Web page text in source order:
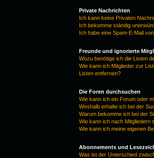
Private Nachrichten
Ich kann keine Privaten
Ich bekomme ständig
Ich habe eine Spam-E-Mail
Freunde und ignorierte
Wozu benötige ich die Listen
Wie kann ich Mitglieder zur
Listen entfernen?
Die Foren durchsuchen
Wie kann ich ein Forum oder
Weshalb erhalte ich bei der
Warum bekomme ich bei der
Wie kann ich nach Mitgliedern
Wie kann ich meine eigenen
Abonnements und
Was ist der Unterschied